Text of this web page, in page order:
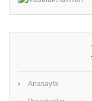
Anasayfa